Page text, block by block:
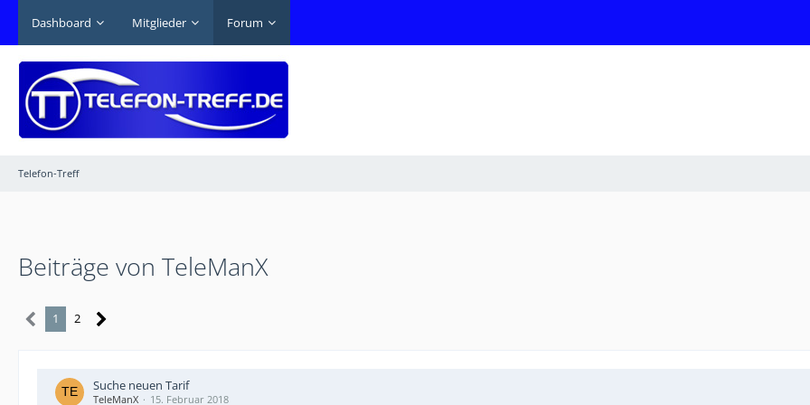
Dashboard Mitglieder Forum
Telefon-Treff
Beiträge von TeleManX
1 2
Suche neuen Tarif
TeleManX 15. Februar 2018